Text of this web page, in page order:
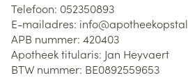
Telefoon: 052350893
E-mailadres: info@
APB nummer: 420403
Apotheek titularis: Jan Heyvaert
BTW nummer: BE0892559653